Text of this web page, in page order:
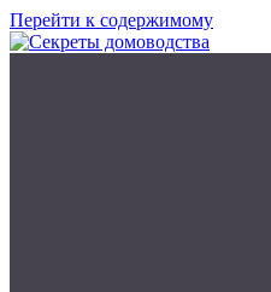
Перейти к содержимому